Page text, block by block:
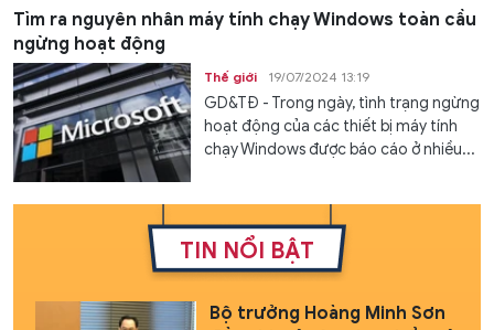
Tìm ra nguyên nhân máy tính chạy Windows toàn cầu
ngừng hoạt động
Thế giới 19/07/2024 13:19
GD&TĐ - Trong ngày, tình trạng ngừng
hoạt động của các thiết bị máy tính
chạy Windows được báo cáo ở nhiều...
TIN NỔI BẬT
Bộ trưởng Hoàng Minh Sơn